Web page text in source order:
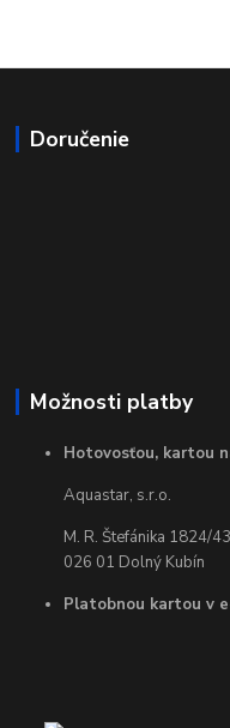
Doručenie
Možnosti platby
Hotovosťou, kartou
Aquastar, s.r.o.
M. R. Štefánika 1824/43
026 01 Dolný Kubín
Platobnou kartou v